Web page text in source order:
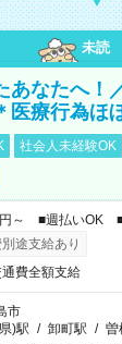
未読
あなたへ！
医療行為ほ
社会人未経験OK
～ ■週払いOK ■
途支給あり
費全額支給
市
)駅 / 卸町駅 / 曽